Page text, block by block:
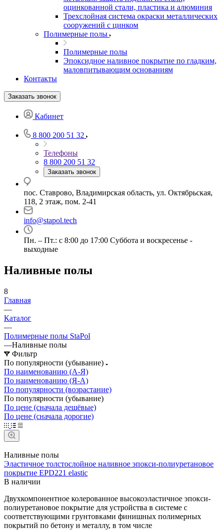
оцинкованной стали, пластика и алюминия
Трехслойная система окраски металлических
сооружений с цинком
Полимерные полы
Полимерные полы
Эпоксидное наливное покрытие по гладким,
маловпитывающим основаниям
Контакты
Заказать звонок
Кабинет
8 800 200 51 32
Телефоны
8 800 200 51 32
Заказать звонок
пос. Ставрово, Владимирская область, ул. Октябрьская,
118, 2 этаж, пом. 2-41
info@stapol.tech
Пн. – Пт.: с 8:00 до 17:00 Суббота и воскресенье -
выходные
Наливные полы
8
Главная
—
Каталог
—
Полимерные полы StaPol
—Наливные полы
Фильтр
По популярности (убывание)
По наименованию (А-Я)
По наименованию (Я-А)
По популярности (возрастание)
По популярности (убывание)
По цене (сначала дешёвые)
По цене (сначала дорогие)
Наливные полы
Эластичное толстослойное наливное эпокси-полиуретановое
покрытие EPD221 elastic
В наличии
Двухкомпонентное колерованное высокоэластичное эпокси-
полиуретановое покрытие для устройства в системе с
соответствующими грунтовками финишных полимерных
покрытий по бетону и металлу, в том числе